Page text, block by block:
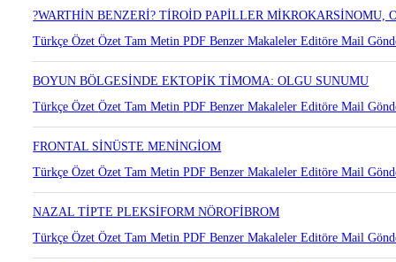
Türkçe ÖzetÖzetTam MetinPDFBenzer MakalelerEditöre Mail
?WARTHİN BENZERİ? TİROİD PAPİLLER MİKROKARSİNOMU,
Türkçe ÖzetÖzetTam MetinPDFBenzer MakalelerEditöre Mail
BOYUN BÖLGESİNDE EKTOPİK TİMOMA: OLGU SUNUMU
Türkçe ÖzetÖzetTam MetinPDFBenzer Makaleler
FRONTAL SİNÜSTE MENİNGİOM
Türkçe ÖzetÖzetTam MetinPDFBenzer Makaleler
NAZAL TİPTE PLEKSİFORM NÖROFİBROM